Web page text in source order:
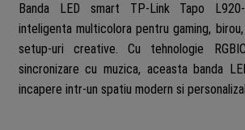
Banda LED smart TP-Link Tapo
inteligenta multicolora pentru gaming,
setup-uri creative. Cu tehnologie
sincronizare cu muzica, aceasta banda
incapere intr-un spatiu modern si